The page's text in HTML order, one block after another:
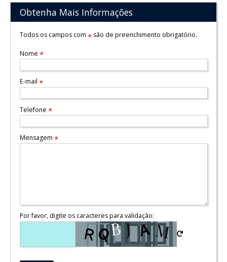
Obtenha Mais Informações
Todos os campos com *são de preenchimento obrigatório.
Nome *
E-mail *
Telefone *
Mensagem *
Por favor, digite os caracteres para validação: